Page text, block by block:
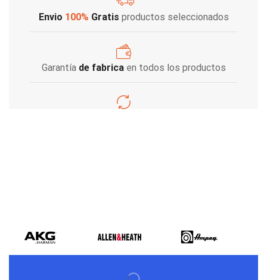
Envio 100% Gratis productos seleccionados
Garantía de fabricaen todos los productos